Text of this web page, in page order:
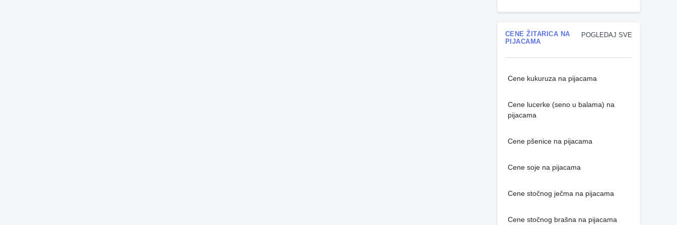
POGLEDAJ SVE
CENE ŽITARICA NA
PIJACAMA
Cene kukuruza na pijacama
Cene lucerke (seno u balama) na
pijacama
Cene pšenice na pijacama
Cene soje na pijacama
Cene stočnog ječma na pijacama
Cene stočnog brašna na pijacama